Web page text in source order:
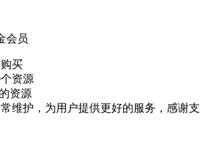
会员
买
资源
资源
维护，为用户提供更好的服务，感谢支